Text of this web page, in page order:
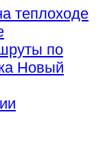
теплоходе
по
Новый